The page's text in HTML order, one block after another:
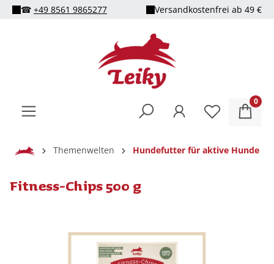
springen
☎ +49 8561 9865277 Versandkostenfrei ab 49 €
0
HomeThemenwelten Hundefutter für aktive Hunde
Fitness-Chips 500 g
Bildergalerie überspringen